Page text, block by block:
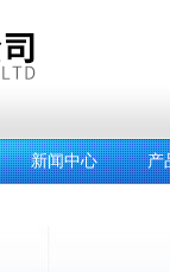
新闻中心 产